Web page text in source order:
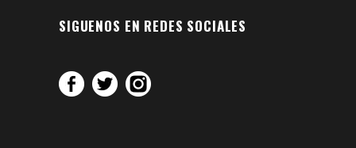
SIGUENOS EN REDES SOCIALES